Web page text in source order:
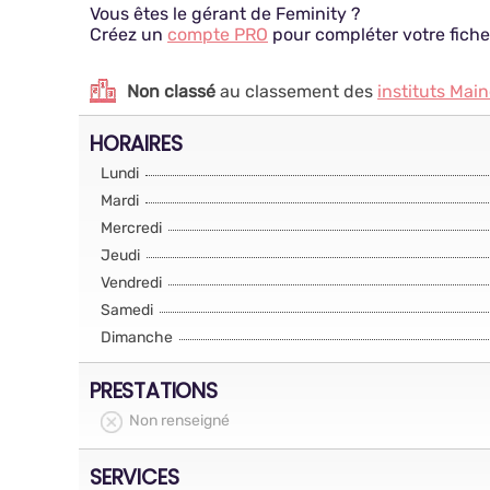
Vous êtes le gérant de Feminity ?
Créez un compte PRO pour compléter votre
Non classé au classement des instituts
HORAIRES
Lundi
Mardi
Mercredi
Jeudi
Vendredi
Samedi
Dimanche
PRESTATIONS
Non renseigné
SERVICES